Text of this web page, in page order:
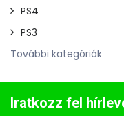
PS4
PS3
További kategóriák
Iratkozz fel